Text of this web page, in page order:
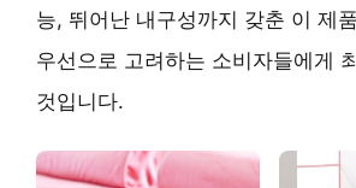
능, 뛰어난 내구성까지 갖춘 이 제
우선으로 고려하는 소비자들에게
것입니다.